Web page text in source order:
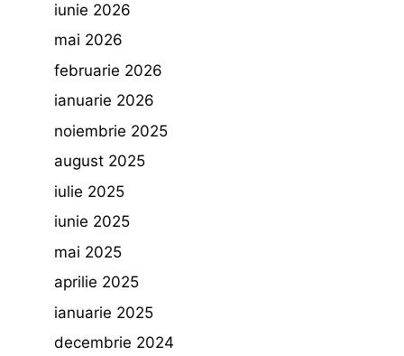
iunie 2026
mai 2026
februarie 2026
ianuarie 2026
noiembrie 2025
august 2025
iulie 2025
iunie 2025
mai 2025
aprilie 2025
ianuarie 2025
decembrie 2024